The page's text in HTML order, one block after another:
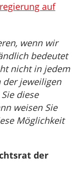
auf
wenn wir
bedeutet
nicht in jedem
der jeweiligen
diese
weisen Sie
Möglichkeit
der